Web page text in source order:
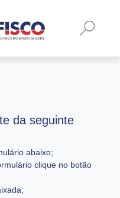
da seguinte
abaixo;
clique no botão